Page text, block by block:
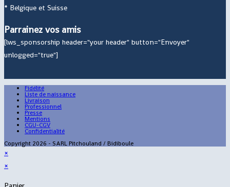
* Belgique et Suisse
Parrainez vos amis
[lws_sponsorship header="your header" button="Envoyer"
unlogged="true"]
Fidélité
Liste de naissance
Livraison
Professionnel
Presse
Mentions
CGU-CGV
Confidentialité
Copyright 2026 - SARL Pitchouland / Bidiboule
×
×